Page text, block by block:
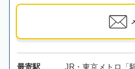
最寄駅 JR・東京メトロ「